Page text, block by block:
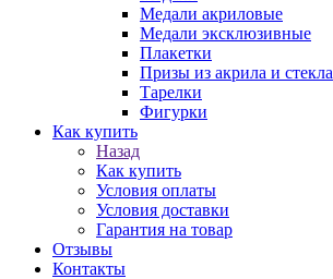
Медали акриловые
Медали эксклюзивные
Плакетки
Призы из акрила и стекла
Тарелки
Фигурки
Как купить
Назад
Как купить
Условия оплаты
Условия доставки
Гарантия на товар
Отзывы
Контакты